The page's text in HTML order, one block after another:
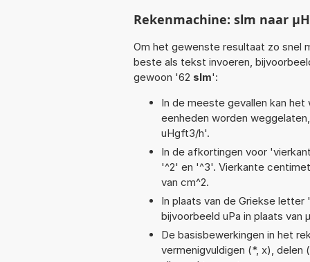
Rekenmachine: slm naar
Om het gewenste resultaat zo snel
beste als tekst invoeren,
gewoon '62 slm':
In de meeste gevallen kan
eenheden worden
uHgft3/h'.
In de afkortingen voor
'^2' en '^3'. Vierkante
van cm^2.
In plaats van de Griekse
bijvoorbeeld uPa in plaats van
De basisbewerkingen in het
vermenigvuldigen (*, x), delen